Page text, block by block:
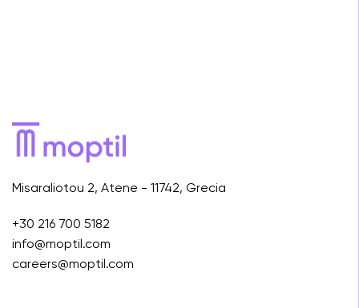
Misaraliotou 2, Atene - 11742, Grecia
+30 216 700 5182
info@moptil.com
careers@moptil.com